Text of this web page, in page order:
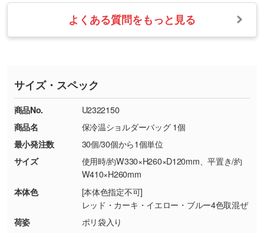
・1色印刷でグラデーションや濃淡を表現した
い
す。→詳しく見る
・コーポレートカラーを使って印刷したい／印
刷色にこだわりがある
DIC・PANTONEなどのカラーチップの指定や、
現物支給による色指定も承っております。→詳
・背景がある画像からキャラクター部分だけを
使いたいです
ない場合や仕上がりに影響しそうな場合は、ス
タッフから別の色をご案内することもございま
・お届け時に商品が損傷・故障している場合
・ご注文と異なる商品が届いた場合
・印刷不良があった場合
※詳しくは「商品の良品基準について
ください。
【返品・交換ができない場合】
・お客様の元で商品を加工された場合、または
商品が破損した場合
・商品到着後7日以上経過している場合
・お客様のご都合による返品・交換依頼(商
品・色・数量などの注文間違い等)
いたします。
お急ぎの場合はお電話でのご質問も受け付けて
TEL：0422-29-9911 営業時間10:00～
18:00(土日祝日除く)
お問い合わせフォームはこちら
よくある質問をもっと見る
サイズ・スペック
商品No.
U2322150
商品名
保冷温ショルダーバッグ 1個
最小発注数
30個/30個から1個単位
サイズ
使用時/約W330×H260×D120mm、平置き/約
W410×H260mm
本体色
[本体色指定不可]
レッド・カーキ・イエロー・ブルー4色取混ぜ
荷姿
ポリ袋入り